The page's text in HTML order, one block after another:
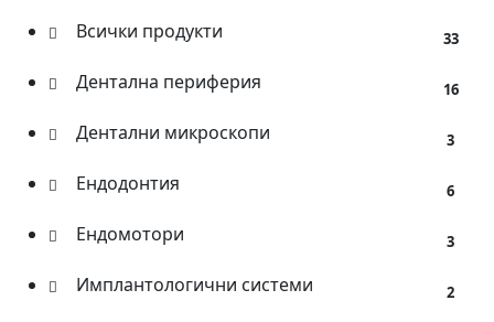
Всички продукти 33
Дентална периферия 16
Дентални микроскопи 3
Ендодонтия 6
Ендомотори 3
Имплантологични системи 2